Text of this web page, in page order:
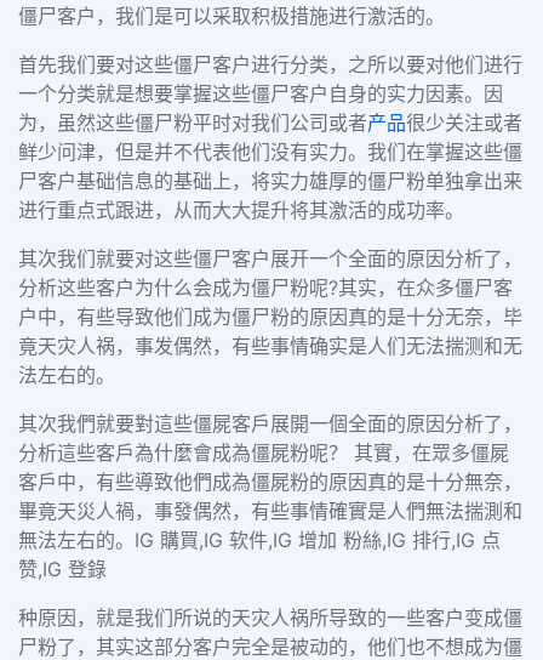
僵尸客户，我们是可以采取积极措施进行激活的。
首先我们要对这些僵尸客户进行分类，之所以要对他们进行
一个分类就是想要掌握这些僵尸客户自身的实力因素。因
为，虽然这些僵尸粉平时对我们公司或者产品很少关注或者
鲜少问津，但是并不代表他们没有实力。我们在掌握这些僵
尸客户基础信息的基础上，将实力雄厚的僵尸粉单独拿出来
进行重点式跟进，从而大大提升将其激活的成功率。
其次我们就要对这些僵尸客户展开一个全面的原因分析了，
分析这些客户为什么会成为僵尸粉呢?其实，在众多僵尸客
户中，有些导致他们成为僵尸粉的原因真的是十分无奈，毕
竟天灾人祸，事发偶然，有些事情确实是人们无法揣测和无
法左右的。
其次我們就要對這些僵屍客戶展開一個全面的原因分析了，
分析這些客戶為什麼會成為僵屍粉呢？ 其實，在眾多僵屍
客戶中，有些導致他們成為僵屍粉的原因真的是十分無奈，
畢竟天災人禍，事發偶然，有些事情確實是人們無法揣測和
無法左右的。IG 購買,IG 软件,IG 增加 粉絲,IG 排行,IG 点
赞,IG 登錄
种原因，就是我们所说的天灾人祸所导致的一些客户变成僵
尸粉了，其实这部分客户完全是被动的，他们也不想成为僵